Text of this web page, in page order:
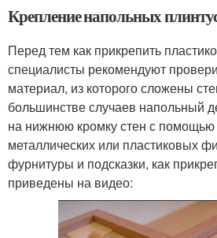
Крепление напольных
Перед тем как прикрепить
специалисты рекомендуют
материал, из которого сложены
большинстве случаев напольный
на нижнюю кромку стен с помощью
металлических или пластиковых
фурнитуры и подсказки, как
приведены на видео: